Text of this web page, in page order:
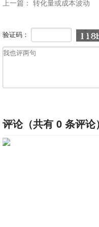
上一篇： 转化量或成本波动
验证码：
评论（共有 0 条评论）